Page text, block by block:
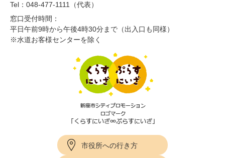
Tel：048-477-1111（代表）
窓口受付時間：
平日午前9時から午後4時30分まで（出入口も同様）
※水道お客様センターを除く
市役所への行き方